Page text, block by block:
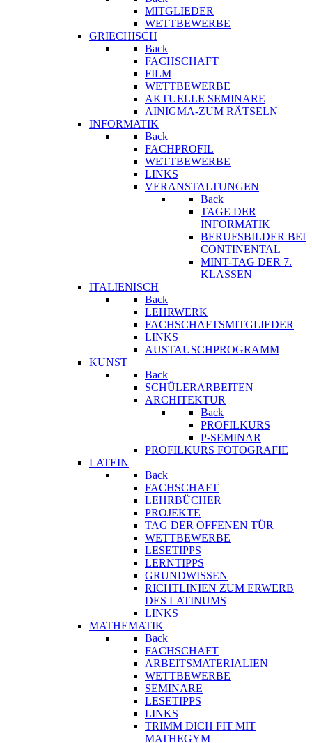
MITGLIEDER
WETTBEWERBE
GRIECHISCH
Back
FACHSCHAFT
FILM
WETTBEWERBE
AKTUELLE SEMINARE
AINIGMA-ZUM RÄTSELN
INFORMATIK
Back
FACHPROFIL
WETTBEWERBE
LINKS
VERANSTALTUNGEN
Back
TAGE DER
INFORMATIK
BERUFSBILDER BEI
CONTINENTAL
MINT-TAG DER 7.
KLASSEN
ITALIENISCH
Back
LEHRWERK
FACHSCHAFTSMITGLIEDER
LINKS
AUSTAUSCHPROGRAMM
KUNST
Back
SCHÜLERARBEITEN
ARCHITEKTUR
Back
PROFILKURS
P-SEMINAR
PROFILKURS FOTOGRAFIE
LATEIN
Back
FACHSCHAFT
LEHRBÜCHER
PROJEKTE
TAG DER OFFENEN TÜR
WETTBEWERBE
LESETIPPS
LERNTIPPS
GRUNDWISSEN
RICHTLINIEN ZUM ERWERB
DES LATINUMS
LINKS
MATHEMATIK
Back
FACHSCHAFT
ARBEITSMATERIALIEN
WETTBEWERBE
SEMINARE
LESETIPPS
LINKS
TRIMM DICH FIT MIT
MATHEGYM